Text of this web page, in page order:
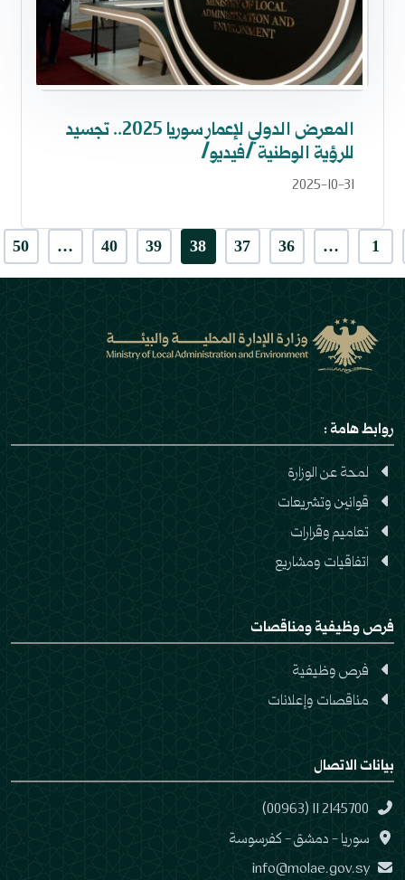
المعرض الدولي لإعمار سوريا 2025.. تجسيد
للرؤية الوطنية /فيديو/
2025-10-31
1
…
36
37
38
39
40
…
50
روابط هامة :
لمحة عن الوزارة
قوانين وتشريعات
تعاميم وقرارات
اتفاقيات ومشاريع
فرص وظيفية ومناقصات
فرص وظيفية
مناقصات وإعلانات
بيانات الاتصال
(00963) 11 2145700
سوريا - دمشق - كفرسوسة